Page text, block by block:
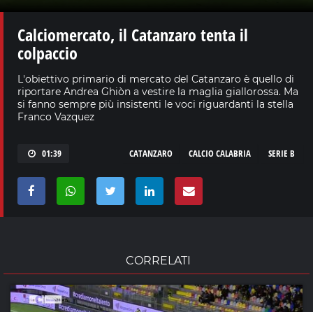
Calciomercato, il Catanzaro tenta il
colpaccio
L'obiettivo primario di mercato del Catanzaro è quello di
riportare Andrea Ghiòn a vestire la maglia giallorossa. Ma
si fanno sempre più insistenti le voci riguardanti la stella
Franco Vazquez
01:39 SERIE B
CALCIO CALABRIA
CATANZARO
CORRELATI